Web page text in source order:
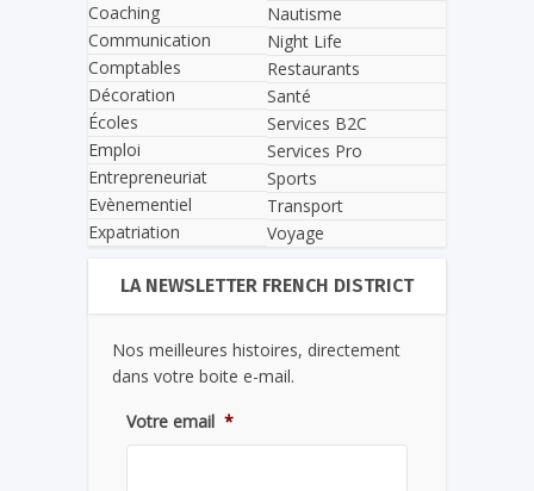
Coaching
Communication
Comptables
Décoration
Écoles
Emploi
Entrepreneuriat
Evènementiel
Expatriation
Nautisme
Night Life
Restaurants
Santé
Services B2C
Services Pro
Sports
Transport
Voyage
LA NEWSLETTER FRENCH DISTRICT
Nos meilleures histoires, directement
dans votre boite e-mail.
Votre email *